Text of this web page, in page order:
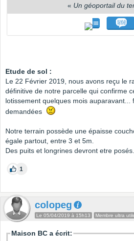
« Un géoportail du
Etude de sol :
Le 22 Février 2019, nous avons reçu le
définitive de notre parcelle qui confirme
lotissement quelques mois auparavant...
demandées
Notre terrain possède une épaisse
égale partout, entre 3 et 5m.
Des puits et longrines devront etre posés.
1
colopeg
Le 05/04/2019 à 15h13 Membre ultra
Maison BC a écrit: